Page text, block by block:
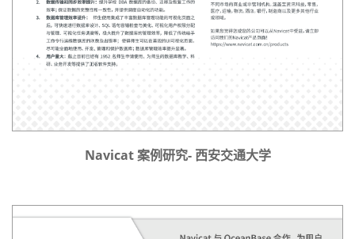
Navicat 案例研究- 西安交通大学